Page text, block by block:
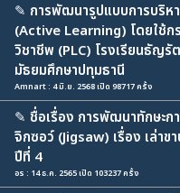
✎ การพัฒนารูปแบบการบริห
(Active Learning) โดยใช้ก
วิชาชีพ (PLC) โรงเรียนธัญรั
มัธยมศึกษาปทุมธานี
Amnart : 4 มิ.ย. 2568 เปิด 98717 ครั้ง
✎ ชื่อเรื่อง การพัฒนาทักษะก
จิกซอว์ (Jigsaw) เรื่อง เล่าข
ปีที่ 4
อร : 14 ธ.ค. 2565 เปิด 103237 ครั้ง